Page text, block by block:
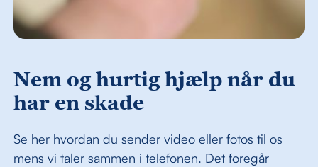
Nem og hurtig hjælp når du
har en skade
Se her hvordan du sender video eller fotos til os
mens vi taler sammen i telefonen. Det foregår